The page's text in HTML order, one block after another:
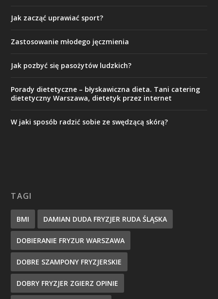
Jak zacząć uprawiać sport?
Zastosowanie młodego jęczmienia
Jak pozbyć się pasożytów ludzkich?
Porady dietetyczne – błyskawiczna dieta. Tani catering
dietetyczny Warszawa, dietetyk przez internet
W jaki sposób radzić sobie ze swędzącą skórą?
TAGI
BMI DAMIAN DUDA FRYZJER RUDA ŚLĄSKA
DOBIERANIE FRYZUR WARSZAWA
DOBRE SZAMPONY FRYZJERSKIE
DOBRY FRYZJER ZGIERZ OPINIE